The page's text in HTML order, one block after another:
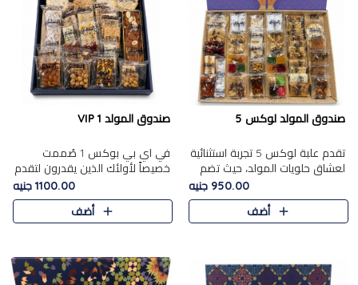
صندوق المولد لوكس 5
تقدم علبة لوكس 5 تجربة استثنائية
لعشاق حلويات المولد، حيث تضم
42 قطعة من تشكيلة فاخرة تجمع
بين أشهر الأصناف التقليدية وأصناف
مميزة مختارة بع..
950.00 جنيه
أضف
صندوق المولد VIP 1
في اي بي بوكس 1 صُممت
خصيصاً لأولئك الذين يقدرون لتقدم
تجربة استثنائية بوكس تجمع بين
أفخر حلويات المولد المصري مع
تشكيلة مختارة من الأصناف ..
1100.00 جنيه
أضف